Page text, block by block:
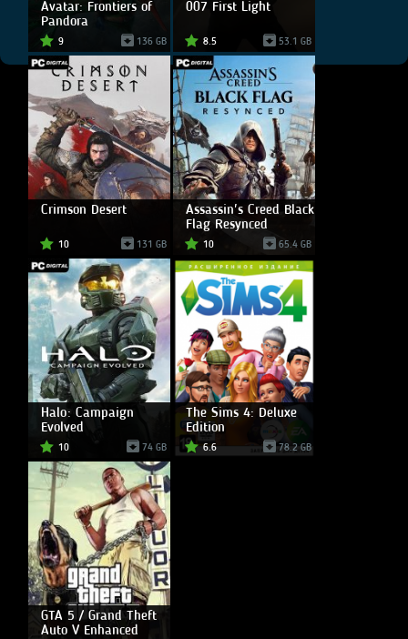
Avatar: Frontiers of
Pandora
9 136 GB
007 First Light
8.5 53.1 GB
Crimson Desert
10 131 GB
Assassin's Creed Black
Flag Resynced
10 65.4 GB
Halo: Campaign
Evolved
10 74 GB
The Sims 4: Deluxe
Edition
6.6 78.2 GB
GTA 5 / Grand Theft
Auto V Enhanced